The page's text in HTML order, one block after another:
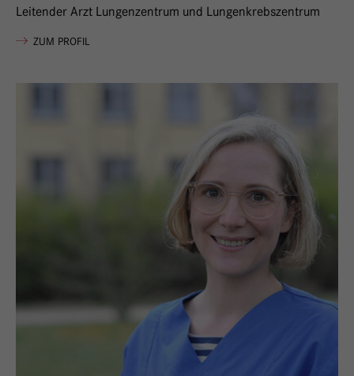
Leitender Arzt Lungenzentrum und Lungenkrebszentrum
ZUM PROFIL